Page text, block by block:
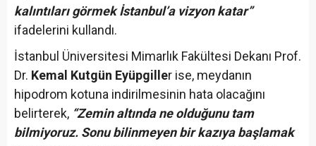
kalıntıları görmek İstanbul’a vizyon katar”
ifadelerini kullandı.
İstanbul Üniversitesi Mimarlık Fakültesi Dekanı Prof.
Dr. Kemal Kutgün Eyüpgiller ise, meydanın
hipodrom kotuna indirilmesinin hata olacağını
belirterek, “Zemin altında ne olduğunu tam
bilmiyoruz. Sonu bilinmeyen bir kazıya başlamak